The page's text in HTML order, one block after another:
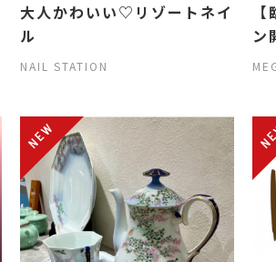
大人かわいい♡リゾートネイ
ル
NAIL STATION
ン